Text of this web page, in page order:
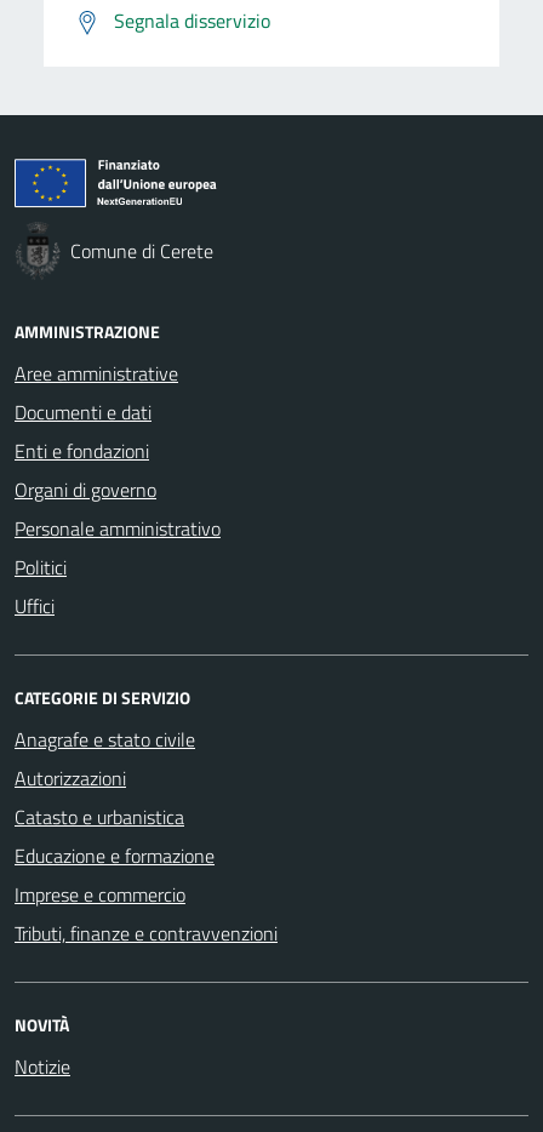
Segnala disservizio
Comune di Cerete
AMMINISTRAZIONE
Aree amministrative
Documenti e dati
Enti e fondazioni
Organi di governo
Personale amministrativo
Politici
Uffici
CATEGORIE DI SERVIZIO
Anagrafe e stato civile
Autorizzazioni
Catasto e urbanistica
Educazione e formazione
Imprese e commercio
Tributi, finanze e contravvenzioni
NOVITÀ
Notizie